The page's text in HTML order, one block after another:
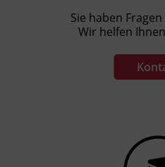
Sie haben
Wir helfen